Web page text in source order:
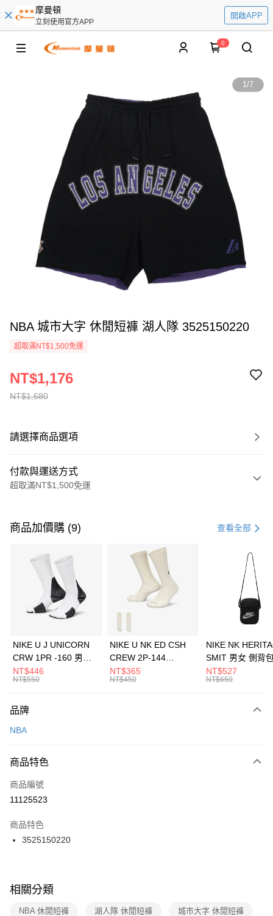
摩曼頓
立刻使用官方APP
開啟APP
0
1/7
NBA 城市大字 休閒短褲 湖人隊 3525150220
超取滿NT$1,500免運
NT$1,680
NT$1,176
請選擇商品選項
付款與運送方式
超取滿NT$1,500免運
信用卡一次付款
3 期 0 利率 每期 21家銀行
合作金庫商業銀行
第一商業銀行
華南商業銀行
彰化商業銀行
上海商業儲蓄銀行
元大商業銀行
台灣樂天信用卡公司
Apple Pay
全盈+PAY
AFTEE先享後付
【關於「AFTEE先享後付」】
便利好安心！
３．安心：先確認商品／服務後，再付款。
【「AFTEE先享後付」結帳流程】
１．於結帳方式選擇「AFTEE先享後付」後，將跳轉至「AFTEE先享後付」
２．訂單成立數日內，您將收到繳費通知簡訊。
３．收到繳費通知簡訊後14天內，點擊此簡訊中的連結，可透過四大超商／
ATM／網路銀行／等多元方式進行付款，方視為交易完成。
※ 交易是否成功請以「AFTEE先享後付 」之結帳頁面顯示為準，若有關於
是否繳費成功／繳費後需取消欲退款等相關疑問，請聯繫「AFTEE先享後付
客戶支援中心」https://netprotections.freshdesk.com/support/home
運送方式
每筆NT$100，滿NT$1,500(含以上)免運費
宅配
每筆NT$100，滿NT$1,500(含以上)免運費
付款後門市自取
每筆NT$100，滿NT$1,500(含以上)免運費
商品加價購 (9) 查看全部
NIKE U J UNICORN
CRW 1PR -160 男女
中統襪 FZ3393100
NT$446
NT$550
NIKE U NK ED CSH
CREW 2P-144
EMBRDY 男女 短統襪
FZ3073133
NT$365
NT$450
NIKE NK
SMIT 男女 側背
BA5871010
NT$527
NT$650
品牌
NBA
商品特色
商品編號
11125523
商品特色
3525150220
相關分類
NBA 休閒短褲 湖人隊 休閒短褲 城市大字 休閒短褲